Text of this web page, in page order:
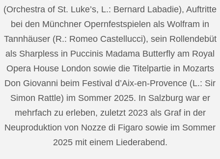
(Orchestra of St. Luke’s, L.: Bernard Labadie), Auftritte
bei den Münchner Opernfestspielen als Wolfram in
Tannhäuser (R.: Romeo Castellucci), sein Rollendebüt
als Sharpless in Puccinis Madama Butterfly am Royal
Opera House London sowie die Titelpartie in Mozarts
Don Giovanni beim Festival d’Aix-en-Provence (L.: Sir
Simon Rattle) im Sommer 2025. In Salzburg war er
mehrfach zu erleben, zuletzt 2023 als Graf in der
Neuproduktion von Nozze di Figaro sowie im Sommer
2025 mit einem Liederabend.